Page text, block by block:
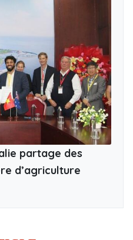
partage des
d’agriculture